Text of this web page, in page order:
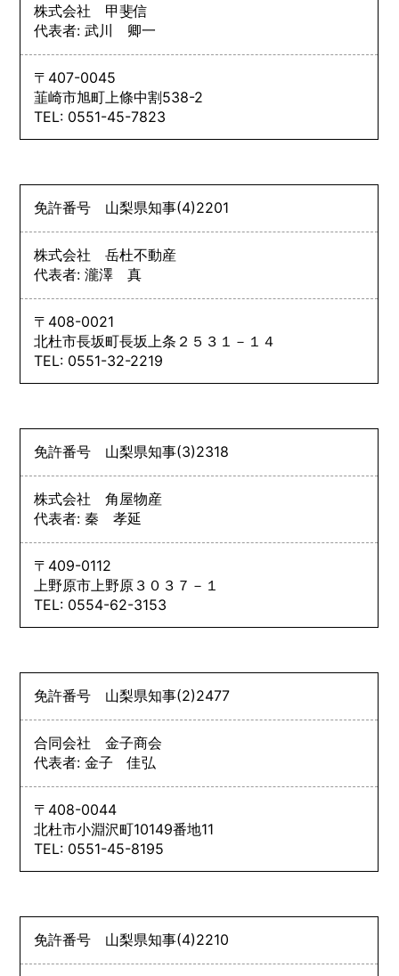
株式会社 甲斐信
代表者: 武川 卿一
〒407-0045
韮崎市旭町上條中割538-2
TEL: 0551-45-7823
免許番号 山梨県知事(4)2201
株式会社 岳杜不動産
代表者: 瀧澤 真
〒408-0021
北杜市長坂町長坂上条２５３１－１４
TEL: 0551-32-2219
免許番号 山梨県知事(3)2318
株式会社 角屋物産
代表者: 秦 孝延
〒409-0112
上野原市上野原３０３７－１
TEL: 0554-62-3153
免許番号 山梨県知事(2)2477
合同会社 金子商会
代表者: 金子 佳弘
〒408-0044
北杜市小淵沢町10149番地11
TEL: 0551-45-8195
免許番号 山梨県知事(4)2210